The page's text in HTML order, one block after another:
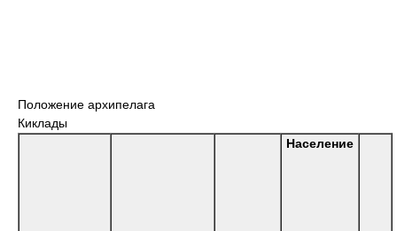
Положение архипелага
Киклады